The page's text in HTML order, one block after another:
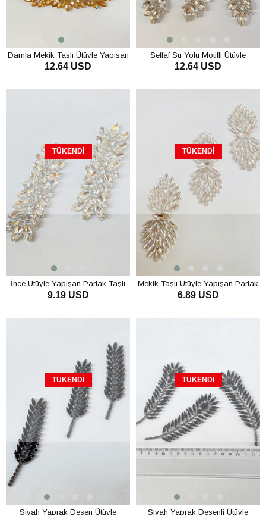
Damla Mekik Taşlı Ütüyle Yapışan
Parlak Taşlı Aplik
12.64 USD
Şeffaf Su Yolu Motifli Ütüyle
Yapışan Parlak Taşlı Aplik
12.64 USD
TÜKENDI
İnce Ütüyle Yapışan Parlak Taşlı
Aplik
9.19 USD
TÜKENDI
Mekik Taşlı Ütüyle Yapışan Parlak
Taşlı Aplik
6.89 USD
TÜKENDI
Siyah Yaprak Desen Ütüyle
TÜKENDI
Siyah Yaprak Desenli Ütüyle